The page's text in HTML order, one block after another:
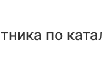
по